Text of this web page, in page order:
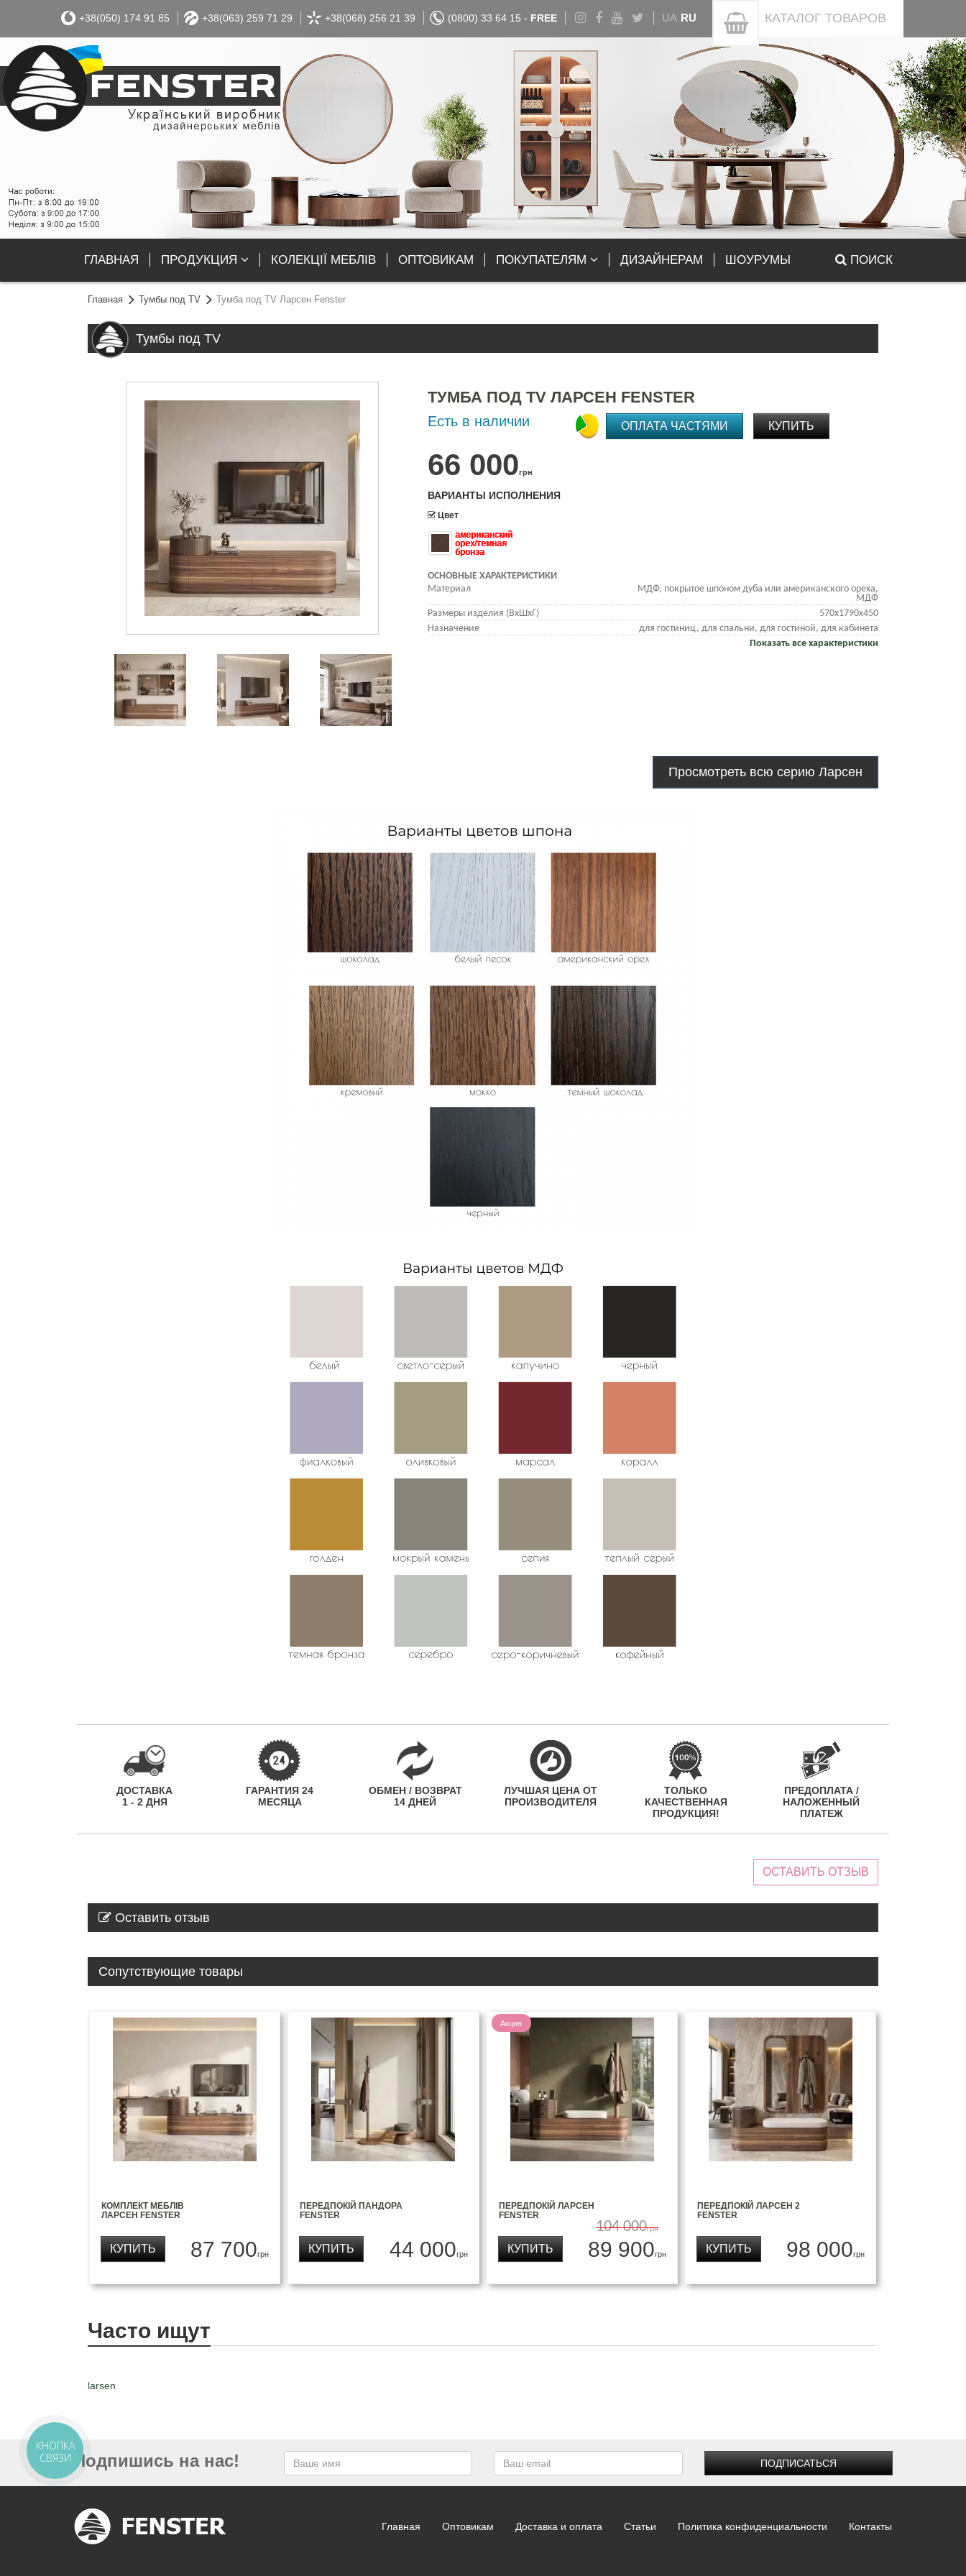
+38(050) 174 91 85 +38(063) 259 71 29 +38(068) 256 21 39 (0800) 33 64 15 - FREE UA RU КАТАЛОГ ТОВАРОВ
ГЛАВНАЯ ПРОДУКЦИЯ КОЛЕКЦІЇ МЕБЛІВ ОПТОВИКАМ ПОКУПАТЕЛЯМ ДИЗАЙНЕРАМ ШОУРУМЫ ПОИСК
Главная Тумбы под TV Тумба под TV Ларсен Fenster
Тумбы под TV
ТУМБА ПОД TV ЛАРСЕН FENSTER
Есть в наличии
66 000грн
ОПЛАТА ЧАСТЯМИ КУПИТЬ
ВАРИАНТЫ ИСПОЛНЕНИЯ
Цвет
американский
орех/темная
бронза
ОСНОВНЫЕ ХАРАКТЕРИСТИКИ
Материал
МДФ, покрытое шпоном дуба или американского ореха,
МДФ
Размеры изделия (ВхШхГ)
570х1790х450
Назначение
для гостиниц, для спальни, для гостиной, для кабинета
Показать все характеристики
Просмотреть всю серию Ларсен
ДОСТАВКА
1 - 2 ДНЯ
ГАРАНТИЯ 24
МЕСЯЦА
ОБМЕН / ВОЗВРАТ
14 ДНЕЙ
ЛУЧШАЯ ЦЕНА ОТ
ПРОИЗВОДИТЕЛЯ
ТОЛЬКО
КАЧЕСТВЕННАЯ
ПРОДУКЦИЯ!
ПРЕДОПЛАТА /
НАЛОЖЕННЫЙ
ПЛАТЕЖ
ОСТАВИТЬ ОТЗЫВ
Оставить отзыв
Сопутствующие товары
КОМПЛЕКТ МЕБЛІВ
ЛАРСЕН FENSTER
87 700грн
КУПИТЬ
ПЕРЕДПОКІЙ ПАНДОРА
FENSTER
44 000грн
КУПИТЬ
Акция
ПЕРЕДПОКІЙ ЛАРСЕН
FENSTER
104 000грн
89 900грн
КУПИТЬ
ПЕРЕДПОКІЙ ЛАРСЕН 2
FENSTER
98 000грн
КУПИТЬ
Часто ищут
larsen
Подпишись на нас! ПОДПИСАТЬСЯ
Главная Оптовикам Доставка и оплата Статьи Политика конфиденциальности Контакты
КНОПКА
СВЯЗИ